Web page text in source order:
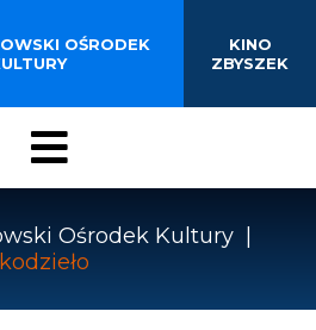
Menu
DOK
W OŚRODEK
KINO
ZBYSZEK
Ośrodek Kultury